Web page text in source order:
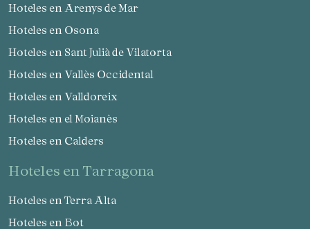
Hoteles en Arenys de Mar
Hoteles en Osona
Hoteles en Sant Julià de Vilatorta
Hoteles en Vallès Occidental
Hoteles en Valldoreix
Hoteles en el Moianès
Hoteles en Calders
hoteles en Tarragona
Hoteles en Terra Alta
Hoteles en Bot